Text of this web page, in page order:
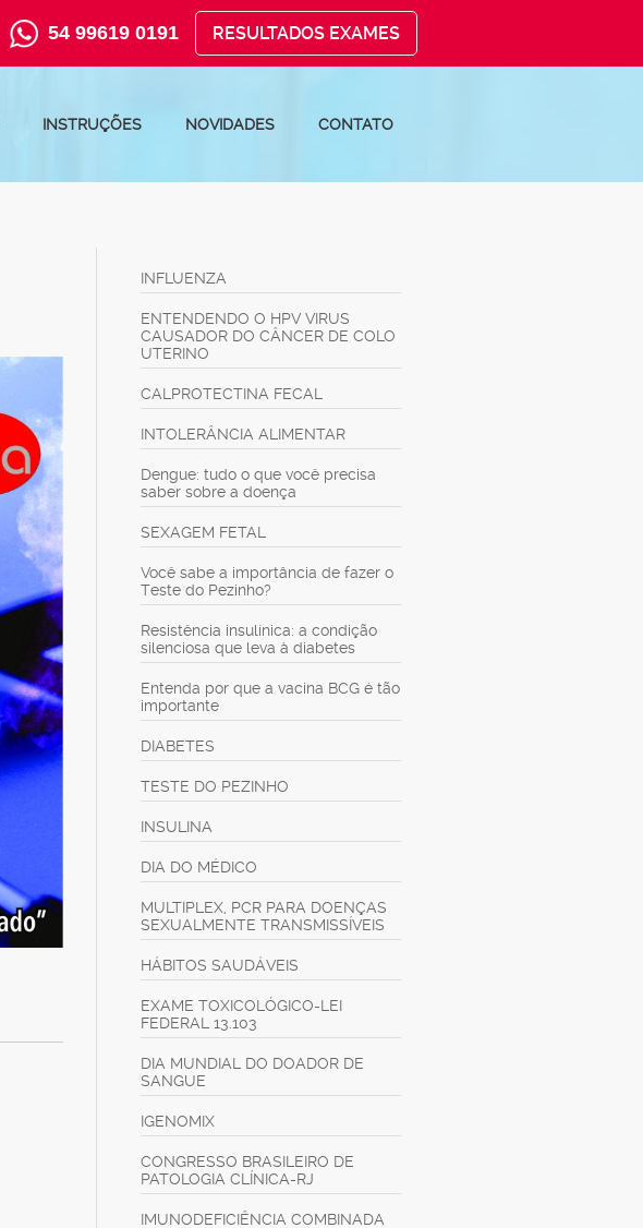
RESULTADOS EXAMES
54 99619 0191
INSTRUÇÕES NOVIDADES CONTATO
INFLUENZA
ENTENDENDO O HPV VIRUS
CAUSADOR DO CÂNCER DE COLO
UTERINO
CALPROTECTINA FECAL
INTOLERÂNCIA ALIMENTAR
Dengue: tudo o que você precisa
saber sobre a doença
SEXAGEM FETAL
Você sabe a importância de fazer o
Teste do Pezinho?
Resistência insulínica: a condição
silenciosa que leva à diabetes
Entenda por que a vacina BCG é tão
importante
DIABETES
TESTE DO PEZINHO
INSULINA
DIA DO MÉDICO
MULTIPLEX, PCR PARA DOENÇAS
SEXUALMENTE TRANSMISSÍVEIS
HÁBITOS SAUDÁVEIS
EXAME TOXICOLÓGICO-LEI
FEDERAL 13.103
DIA MUNDIAL DO DOADOR DE
SANGUE
IGENOMIX
CONGRESSO BRASILEIRO DE
PATOLOGIA CLÍNICA-RJ
IMUNODEFICIÊNCIA COMBINADA